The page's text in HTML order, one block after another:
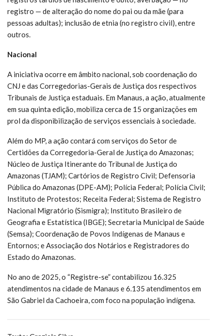
registro — de alteração do nome do pai ou da mãe (para
pessoas adultas); inclusão de etnia (no registro civil), entre
outros.
Nacional
A iniciativa ocorre em âmbito nacional, sob coordenação do
CNJ e das Corregedorias-Gerais de Justiça dos respectivos
Tribunais de Justiça estaduais. Em Manaus, a ação, atualmente
em sua quinta edição, mobiliza cerca de 15 organizações em
prol da disponibilização de serviços essenciais à sociedade.
Além do MP, a ação contará com serviços do Setor de
Certidões da Corregedoria-Geral de Justiça do Amazonas;
Núcleo de Justiça Itinerante do Tribunal de Justiça do
Amazonas (TJAM); Cartórios de Registro Civil; Defensoria
Pública do Amazonas (DPE-AM); Polícia Federal; Polícia Civil;
Instituto de Protestos; Receita Federal; Sistema de Registro
Nacional Migratório (Sismigra); Instituto Brasileiro de
Geografia e Estatística (IBGE); Secretaria Municipal de Saúde
(Semsa); Coordenação de Povos Indígenas de Manaus e
Entornos; e Associação dos Notários e Registradores do
Estado do Amazonas.
No ano de 2025, o “Registre-se” contabilizou 16.325
atendimentos na cidade de Manaus e 6.135 atendimentos em
São Gabriel da Cachoeira, com foco na população indígena.